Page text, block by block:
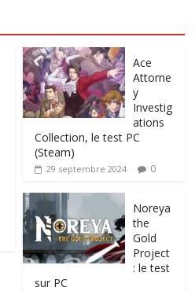
Ace
Attorne
y
Investig
ations
Collection, le test PC
(Steam)
29 septembre 2024 0
Noreya
the
Gold
Project
: le test
sur PC